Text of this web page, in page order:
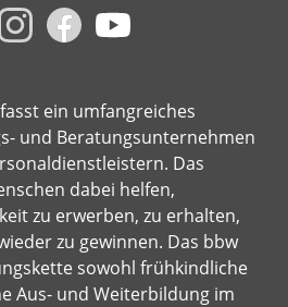
ein umfangreiches
und Beratungsunternehmen
Das
dabei helfen,
zu erwerben, zu erhalten,
zu gewinnen. Das bbw
sowohl frühkindliche
Aus- und Weiterbildung im